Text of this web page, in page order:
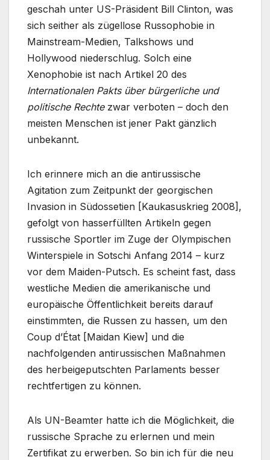
geschah unter US-Präsident Bill Clinton, was
sich seither als zügellose Russophobie in
Mainstream-Medien, Talkshows und
Hollywood niederschlug. Solch eine
Xenophobie ist nach Artikel 20 des
Internationalen Pakts über bürgerliche und
politische Rechtezwar verboten – doch den
meisten Menschen ist jener Pakt gänzlich
unbekannt.
Ich erinnere mich an die antirussische
Agitation zum Zeitpunkt der georgischen
Invasion in Südossetien [Kaukasuskrieg 2008],
gefolgt von hasserfüllten Artikeln gegen
russische Sportler im Zuge der Olympischen
Winterspiele in Sotschi Anfang 2014 – kurz
vor dem Maiden-Putsch. Es scheint fast, dass
westliche Medien die amerikanische und
europäische Öffentlichkeit bereits darauf
einstimmten, die Russen zu hassen, um den
Coup d’État [Maidan Kiew] und die
nachfolgenden antirussischen Maßnahmen
des herbeigeputschten Parlaments besser
rechtfertigen zu können.
Als UN-Beamter hatte ich die Möglichkeit, die
russische Sprache zu erlernen und mein
Zertifikat zu erwerben. So bin ich für die neu